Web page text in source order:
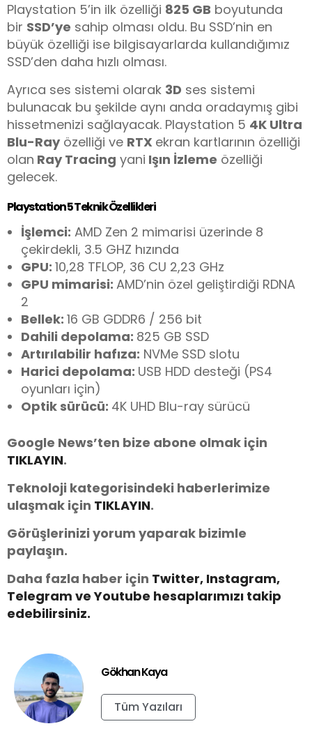
Playstation 5’in ilk özelliği 825 GB boyutunda
bir SSD’ye sahip olması oldu. Bu SSD’nin en
büyük özelliği ise bilgisayarlarda kullandığımız
SSD’den daha hızlı olması.
Ayrıca ses sistemi olarak 3D ses sistemi
bulunacak bu şekilde aynı anda oradaymış gibi
hissetmenizi sağlayacak. Playstation 5 4K Ultra
Blu-Rayözelliği ve RTX ekran kartlarının özelliği
olan Ray Tracing yani Işın İzleme özelliği
gelecek.
Playstation 5 Teknik Özellikleri
İşlemci: AMD Zen 2 mimarisi üzerinde 8
çekirdekli, 3.5 GHZ hızında
GPU: 10,28 TFLOP, 36 CU 2,23 GHz
GPU mimarisi: AMD’nin özel geliştirdiği RDNA
2
Bellek: 16 GB GDDR6 / 256 bit
Dahili depolama: 825 GB SSD
Artırılabilir hafıza: NVMe SSD slotu
Harici depolama: USB HDD desteği (PS4
oyunları için)
Optik sürücü: 4K UHD Blu-ray sürücü
Google News’ten bize abone olmak için
TIKLAYIN.
Teknoloji kategorisindeki haberlerimize
ulaşmak için TIKLAYIN.
Görüşlerinizi yorum yaparak bizimle
paylaşın.
Daha fazla haber için Twitter, Instagram,
Telegram ve Youtube hesaplarımızı takip
edebilirsiniz.
Gökhan Kaya
Tüm Yazıları